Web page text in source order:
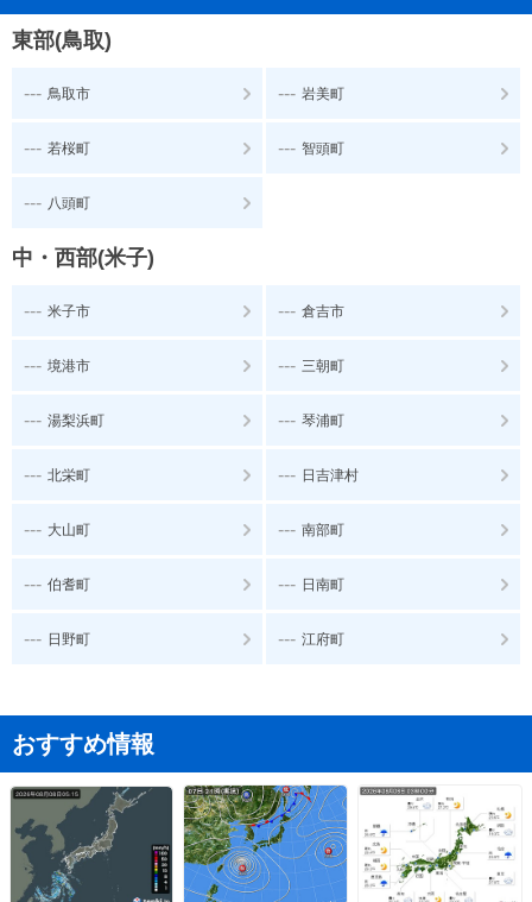
東部(鳥取)
--- 鳥取市 --- 岩美町
--- 若桜町 --- 智頭町
--- 八頭町
中・西部(米子)
--- 米子市 --- 倉吉市
--- 境港市 --- 三朝町
--- 湯梨浜町 --- 琴浦町
--- 北栄町 --- 日吉津村
--- 大山町 --- 南部町
--- 伯耆町 --- 日南町
--- 日野町 --- 江府町
おすすめ情報